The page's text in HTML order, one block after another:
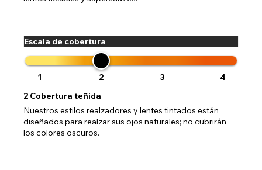
Escala de cobertura
1 2 3
4
2 Cobertura teñida
Nuestros estilos realzadores y lentes tintados están
diseñados para realzar sus ojos naturales; no cubrirán
los colores oscuros.